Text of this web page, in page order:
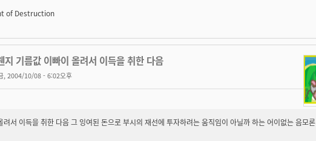
of Destruction
름값 이빠이 올려서 이득을 취한 다음
, 2004/10/08 - 6:02오후
려서 이득을 취한 다음 그 잉여된 돈으로 부시의 재선에 투자하려는 움직임이 아닐까 하는 어이없는 음모론